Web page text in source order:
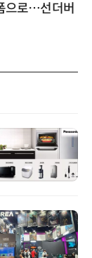
으로…선더버